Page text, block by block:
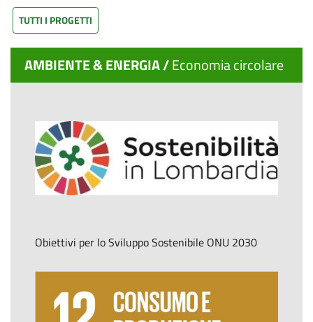
TUTTI I PROGETTI
AMBIENTE & ENERGIA /Economia circolare
Obiettivi per lo Sviluppo Sostenibile ONU 2030